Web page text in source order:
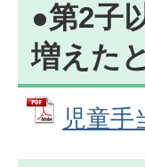
●第2子
増えた
児童